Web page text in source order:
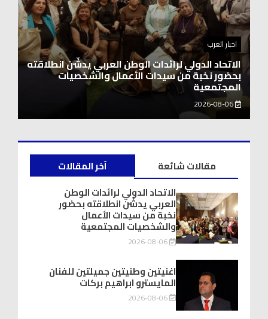
اخبار العرب
اغنيتين وطنيتين جميلتين للفنان المايسترو ابراهيم
بركات
2026-08-06
آخر المقالات
مقالات شائعة
الاتحاد الدولي لرائدات الوطن
العربي يدشّن انطلاقته بحضور
نخبة من سيدات الأعمال
والشخصيات المجتمعية
2026-08-06
اغنيتين وطنيتين جميلتين للفنان
المايسترو ابراهيم بركات
2026-08-06